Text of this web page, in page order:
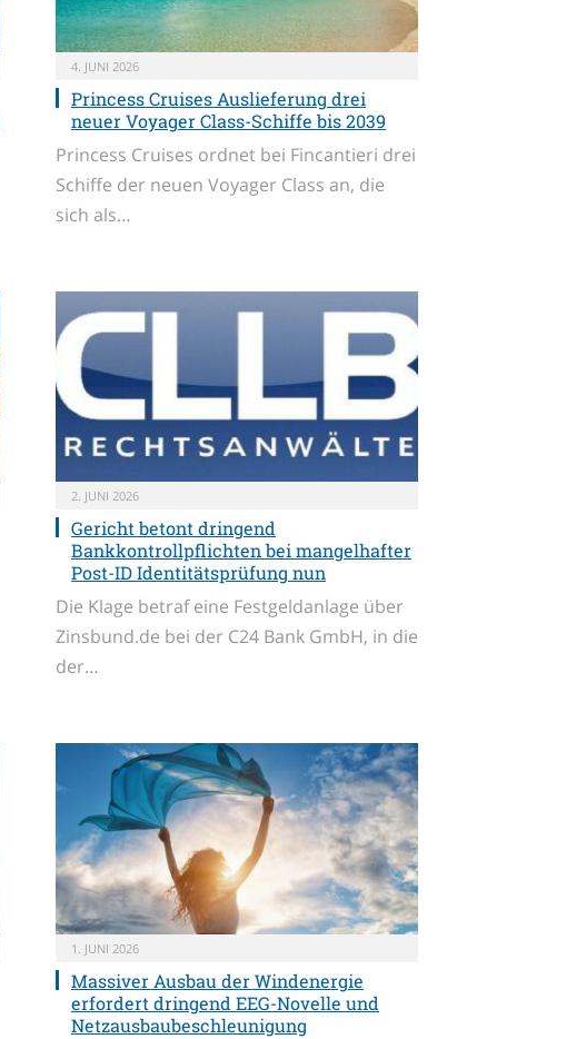
4. JUNI 2026
Princess Cruises Auslieferung drei
neuer Voyager Class-Schiffe bis 2039
Princess Cruises ordnet bei Fincantieri drei
Schiffe der neuen Voyager Class an, die
sich als…
2. JUNI 2026
Gericht betont dringend
Bankkontrollpflichten bei mangelhafter
Post-ID Identitätsprüfung nun
Die Klage betraf eine Festgeldanlage über
Zinsbund.de bei der C24 Bank GmbH, in die
der…
1. JUNI 2026
Massiver Ausbau der Windenergie
erfordert dringend EEG-Novelle und
Netzausbaubeschleunigung